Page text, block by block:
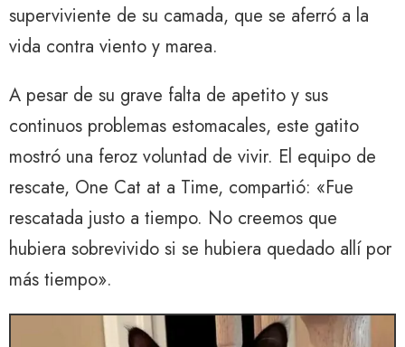
superviviente de su camada, que se aferró a la
vida contra viento y marea.
A pesar de su grave falta de apetito y sus
continuos problemas estomacales, este gatito
mostró una feroz voluntad de vivir. El equipo de
rescate, One Cat at a Time, compartió: «Fue
rescatada justo a tiempo. No creemos que
hubiera sobrevivido si se hubiera quedado allí por
más tiempo».